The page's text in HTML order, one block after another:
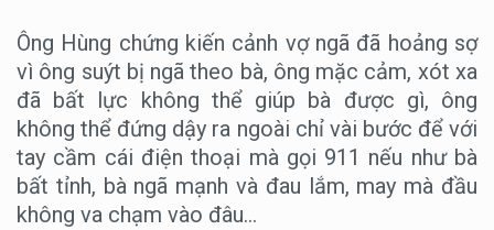
Ông Hùng chứng kiến cảnh vợ ngã đã hoảng sợ
vì ông suýt bị ngã theo bà, ông mặc cảm, xót xa
đã bất lực không thể giúp bà được gì, ông
không thể đứng dậy ra ngoài chỉ vài bước để với
tay cầm cái điện thoại mà gọi 911 nếu như bà
bất tỉnh, bà ngã mạnh và đau lắm, may mà đầu
không va chạm vào đâu…